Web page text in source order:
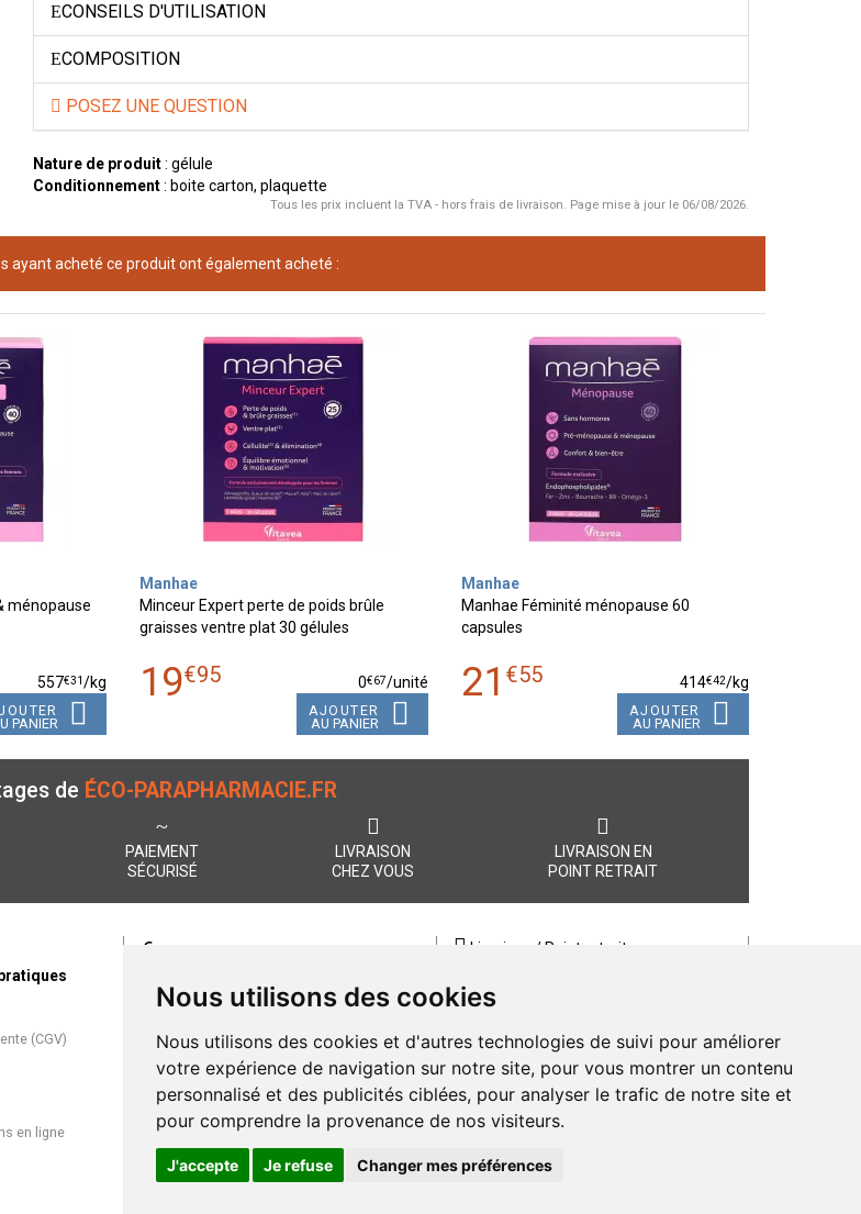
Nous utilisons des cookies
Nous utilisons des cookies et d'autres technologies de suivi pour améliorer
votre expérience de navigation sur notre site, pour vous montrer un contenu
personnalisé et des publicités ciblées, pour analyser le trafic de notre site et
pour comprendre la provenance de nos visiteurs.
J'accepte Je refuse Changer mes préférences
CONSEILS D'UTILISATION
COMPOSITION
POSEZ UNE QUESTION
Nature de produit: gélule
Conditionnement: boite carton, plaquette
Tous les prix incluent la TVA - hors frais de livraison. Page mise à jour le 06/08/2026.
ayant acheté ce produit ont également acheté :
ménopause
557€31/kg
PANIER
Manhae
Minceur Expert perte de poids brûle
graisses ventre plat 30 gélules
19€95 0€67/unité
AJOUTER
AU PANIER
Manhae
Manhae Féminité ménopause 60
capsules
21 €55 414€42/kg
AJOUTER
AU PANIER
de ÉCO-PARAPHARMACIE.FR
PAIEMENT
SÉCURISÉ
LIVRAISON
CHEZ VOUS
LIVRAISON EN
POINT RETRAIT
(CGV)
en ligne
€
éco-parapharmacie.fr offre un
paiement entièrement sécurisé, quel
Paiement sécurisé et simple
Livraison / Point retrait
commande rapidement chez vous ou
Livraison chez vous ou en points relais